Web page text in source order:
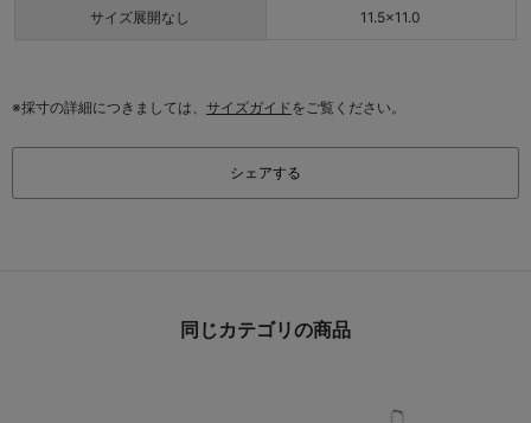
サイズ展開なし 11.5×11.0
※採寸の詳細につきましては、 サイズガイドをご覧ください。
シェアする
同じカテゴリの商品